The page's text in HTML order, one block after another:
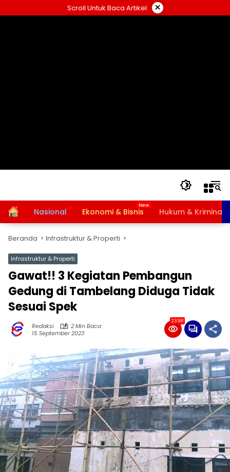
ke
Scroll Untuk Baca Artikel ×
HomeNasional Ekonomi & Bisnis Hukum & Kriminal
Beranda Infrastruktur & Properti
Infrastruktur & Properti
Gawat!! 3 Kegiatan Pembangun
Gedung di Tambelang Diduga Tidak
Sesuai Spek
Redaksi
2 Min Baca
15 September 2023
2398